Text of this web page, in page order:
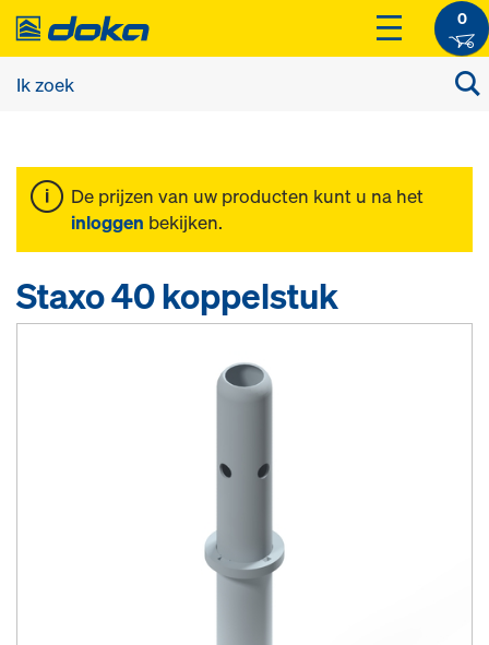
0
De prijzen van uw producten kunt u na het
inloggen bekijken.
Staxo 40 koppelstuk